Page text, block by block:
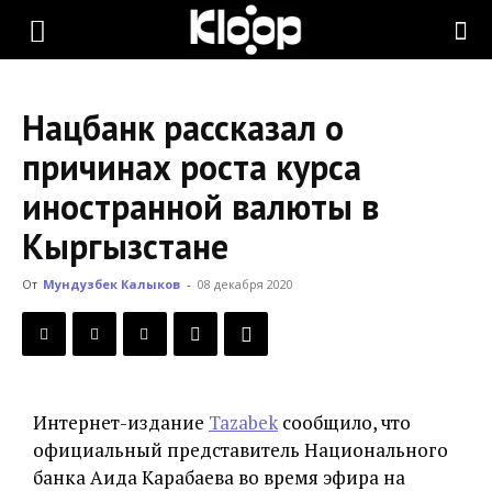
KLOOP.KG
Новости
Кыргызстана
Нацбанк рассказал о
причинах роста курса
иностранной валюты в
Кыргызстане
От Мундузбек Калыков - 08 декабря 2020
Интернет-издание Tazabekсообщило, что
официальный представитель Национального
банка Аида Карабаева во время эфира на